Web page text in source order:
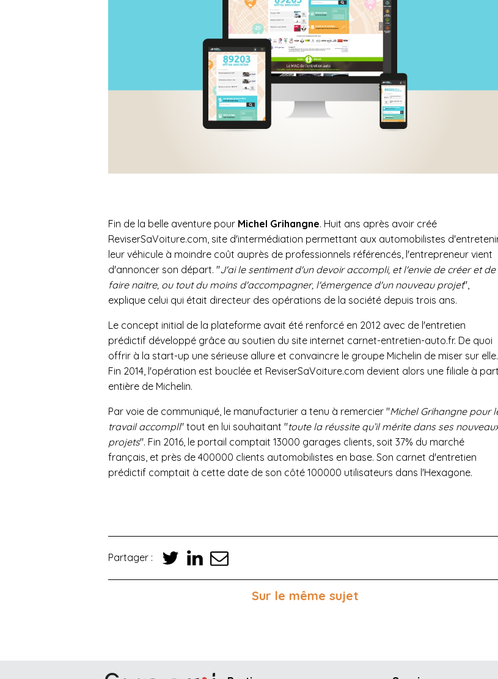
Fin de la belle aventure pour Michel Grihangne. Huit ans après avoir créé
ReviserSaVoiture.com, site d'intermédiation permettant aux automobilistes
leur véhicule à moindre coût auprès de professionnels référencés, l'entrepreneur vient
d'annoncer son départ. "J'ai le sentiment d'un devoir accompli, et l'envie de créer et de
faire naitre, ou tout du moins d'accompagner, l'émergence d'un nouveau projet",
explique celui qui était directeur des opérations de la société depuis trois ans.
Le concept initial de la plateforme avait été renforcé en 2012 avec de l'entretien
prédictif développé grâce au soutien du site internet carnet-entretien-auto.fr. De quoi
offrir à la start-up une sérieuse allure et convaincre le groupe Michelin de miser sur elle.
Fin 2014, l'opération est bouclée et ReviserSaVoiture.com devient alors une filiale à part
entière de Michelin.
Par voie de communiqué, le manufacturier a tenu à remercier "Michel Grihangne pour
travail accompli" tout en lui souhaitant "toute la réussite qu’il mérite dans ses
projets". Fin 2016, le portail comptait 13000 garages clients, soit 37% du marché
français, et près de 400000 clients automobilistes en base. Son carnet d'entretien
prédictif comptait à cette date de son côté 100000 utilisateurs dans l'Hexagone.
Partager :
Sur le même sujet